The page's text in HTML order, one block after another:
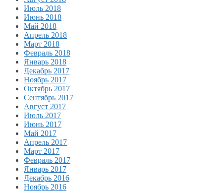
Июль 2018
Июнь 2018
Май 2018
Апрель 2018
Март 2018
Февраль 2018
Январь 2018
Декабрь 2017
Ноябрь 2017
Октябрь 2017
Сентябрь 2017
Август 2017
Июль 2017
Июнь 2017
Май 2017
Апрель 2017
Март 2017
Февраль 2017
Январь 2017
Декабрь 2016
Ноябрь 2016